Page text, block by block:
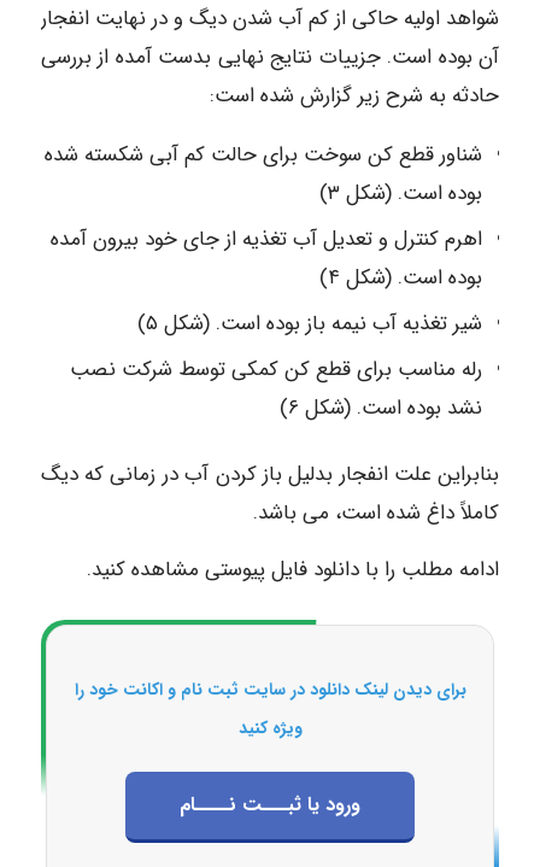
شواهد اولیه حاکی از کم آب شدن دیگ و در نهایت انفجار
آن بوده است. جزییات نتایج نهایی بدست آمده از بررسی
حادثه به شرح زیر گزارش شده است:
شناور قطع کن سوخت برای حالت کم آبی شکسته شده
بوده است. (شکل ۳)
اهرم کنترل و تعدیل آب تغذیه از جای خود بیرون آمده
بوده است. (شکل ۴)
شیر تغذیه آب نیمه باز بوده است. (شکل ۵)
رله مناسب برای قطع کن کمکی توسط شرکت نصب
نشد بوده است. (شکل ۶)
بنابراین علت انفجار بدلیل باز کردن آب در زمانی که دیگ
کاملاً داغ شده است، می باشد.
ادامه مطلب را با دانلود فایل پیوستی مشاهده کنید.
برای دیدن لینک دانلود در سایت ثبت نام و اکانت خود را
ویژه کنید
ورود یا ثبـــت نــــام